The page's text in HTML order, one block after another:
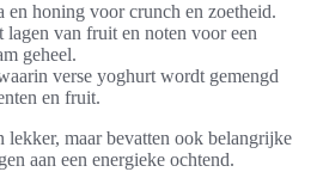
en honing voor crunch en zoetheid.
lagen van fruit en noten voor een
geheel.
verse yoghurt wordt gemengd
en fruit.
lekker, maar bevatten ook belangrijke
aan een energieke ochtend.